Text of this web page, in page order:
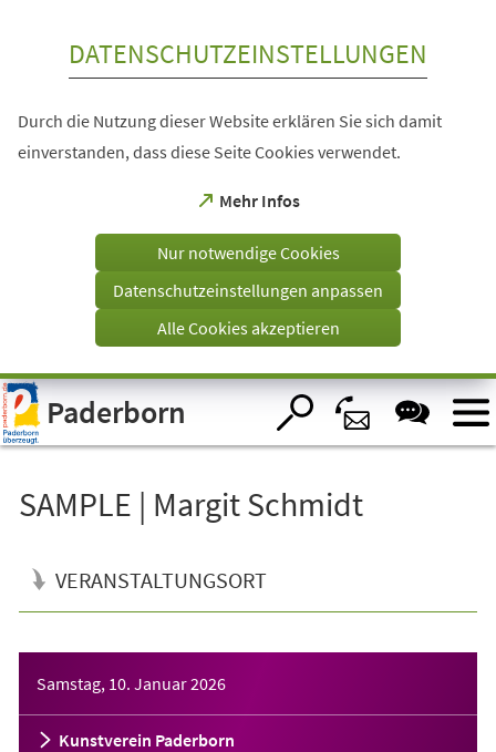
Visuelle
Assistenzsoftware
öffnen.
DATENSCHUTZEINSTELLUNGEN
Durch die Nutzung dieser Website erklären Sie sich damit
einverstanden, dass diese Seite Cookies verwendet.
Mehr Infos
(Öffnet
einem
Tab)
Nur notwendige Cookies
Datenschutzeinstellungen anpassen
Alle Cookies akzeptieren
Paderborn
SAMPLE | Margit Schmidt
VERANSTALTUNGSORT
Samstag, 10. Januar 2026
Kunstverein Paderborn